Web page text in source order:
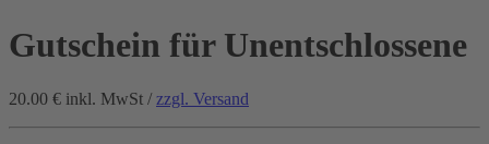
Gutschein für Unentschlossene
20.00 € inkl. MwSt / zzgl. Versand